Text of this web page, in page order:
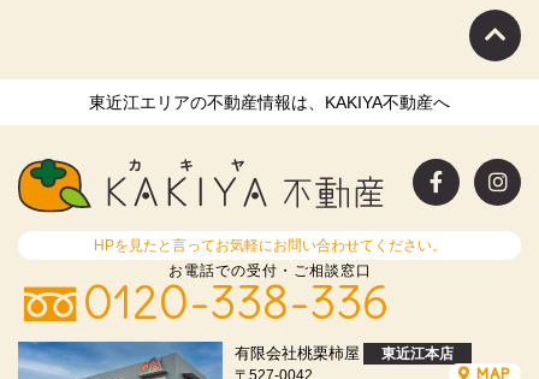
東近江エリアの不動産情報は、KAKIYA不動産へ
HPを見たと言ってお気軽にお問い合わせてください。
お電話での受付・ご相談窓口
0120-338-336
有限会社桃栗柿屋
東近江本店
〒527-0042
MAP